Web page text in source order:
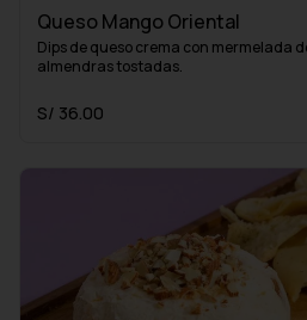
Queso Mango Oriental
Dips de queso crema con mermelada
almendras tostadas.
S/ 36.00